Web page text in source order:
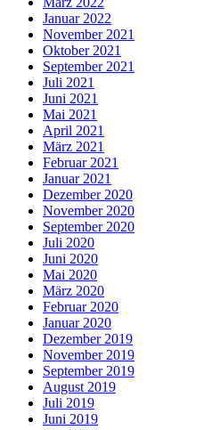
Januar 2022
November 2021
Oktober 2021
September 2021
Juli 2021
Juni 2021
Mai 2021
April 2021
März 2021
Februar 2021
Januar 2021
Dezember 2020
November 2020
September 2020
Juli 2020
Juni 2020
Mai 2020
März 2020
Februar 2020
Januar 2020
Dezember 2019
November 2019
September 2019
August 2019
Juli 2019
Juni 2019